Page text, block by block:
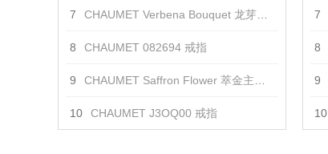
7 CHAUMET Verbena Bouquet 龙芽主题戒指 戒指
8 CHAUMET 082694 戒指
9 CHAUMET Saffron Flower 萃金主题胸针2 胸针
10 CHAUMET J3OQ00 戒指
7
8
9
10